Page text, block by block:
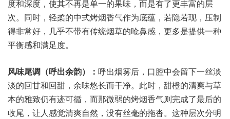
度和深度，使其不再是单一的果味，而是有了更丰富的层
次。同时，轻柔的中式烤烟香气作为底蕴，若隐若现，压制
得非常好，几乎不带有传统烟草的呛鼻感，更多是提供一种
平衡感和满足度。
风味尾调（呼出余韵）： 呼出烟雾后，口腔中会留下一丝淡
淡的回甘和回甜，余味悠长而干净。此时，甜橙的清爽与草
本的雅致仍有迹可循，而那微弱的烤烟香气则完成了最后的
收尾，让人感觉清爽自然，没有丝毫的拖沓。这种层次分明